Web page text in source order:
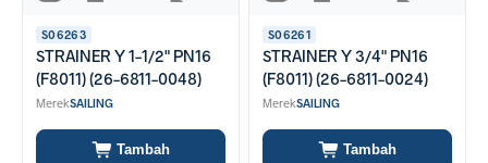
S06263
STRAINER Y 1-1/2" PN16
(F8011) (26-6811-0048)
MerekSAILING
Tambah
S06261
STRAINER Y 3/4" PN16
(F8011) (26-6811-0024)
MerekSAILING
Tambah